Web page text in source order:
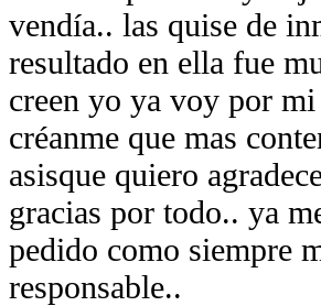
vendía.. las quise de
resultado en ella fue
creen yo ya voy por
créanme que mas
asisque quiero
gracias por todo.. ya
pedido como siempre
responsable..